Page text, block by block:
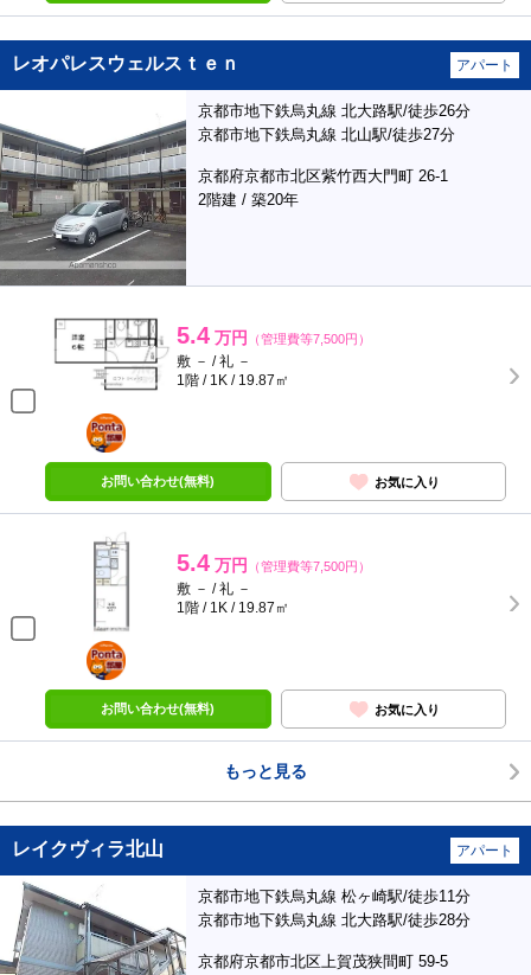
レオパレスウェルスｔｅｎ アパート
京都市地下鉄烏丸線 北大路駅/徒歩26分
京都市地下鉄烏丸線 北山駅/徒歩27分
京都府京都市北区紫竹西大門町 26-1
2階建 / 築20年
5.4 万円 （管理費等7,500円）
敷 － / 礼 －
1階 / 1K / 19.87㎡
ポンタ
部屋
お問い合わせ(無料) お気に入り
5.4 万円 （管理費等7,500円）
敷 － / 礼 －
1階 / 1K / 19.87㎡
ポンタ
部屋
お問い合わせ(無料) お気に入り
もっと見る
レイクヴィラ北山 アパート
京都市地下鉄烏丸線 松ヶ崎駅/徒歩11分
京都市地下鉄烏丸線 北大路駅/徒歩28分
京都府京都市北区上賀茂狭間町 59-5